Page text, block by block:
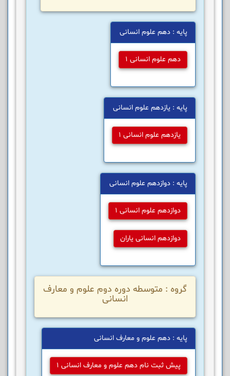
پایه : دهم علوم انسانی
دهم علوم انسانی 1
پایه : یازدهم علوم انسانی
یازدهم علوم انسانی 1
پایه : دوازدهم علوم انسانی
دوازدهم علوم انسانی 1
دوازدهم انسانی یاران
گروه : متوسطه دوره دوم علوم و معارف
انسانی
پایه : دهم علوم و معارف انسانی
پیش ثبت نام دهم علوم و معارف انسانی 1